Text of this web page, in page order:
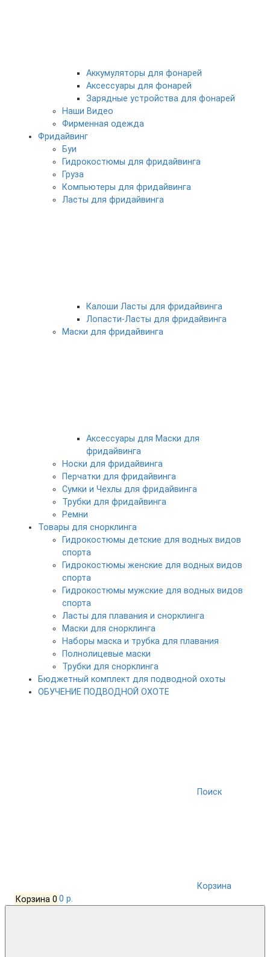
Аккумуляторы для фонарей
Аксессуары для фонарей
Зарядные устройства для фонарей
Наши Видео
Фирменная одежда
Фридайвинг
Буи
Гидрокостюмы для фридайвинга
Груза
Компьютеры для фридайвинга
Ласты для фридайвинга
Калоши Ласты для фридайвинга
Лопасти-Ласты для фридайвинга
Маски для фридайвинга
Аксессуары для Маски для
фридайвинга
Носки для фридайвинга
Перчатки для фридайвинга
Сумки и Чехлы для фридайвинга
Трубки для фридайвинга
Ремни
Товары для снорклинга
Гидрокостюмы детские для водных видов
спорта
Гидрокостюмы женские для водных видов
спорта
Гидрокостюмы мужские для водных видов
спорта
Ласты для плавания и снорклинга
Маски для снорклинга
Наборы маска и трубка для плавания
Полнолицевые маски
Трубки для снорклинга
Бюджетный комплект для подводной охоты
ОБУЧЕНИЕ ПОДВОДНОЙ ОХОТЕ
Поиск
Корзина
Корзина 0 0 р.